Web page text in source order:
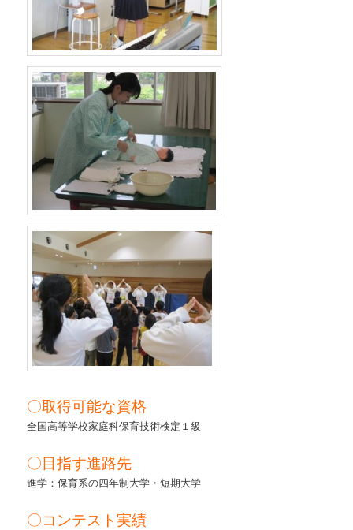
〇取得可能な資格
全国高等学校家庭科保育技術検定１級
〇目指す進路先
進学：保育系の四年制大学・短期大学
〇コンテスト実績